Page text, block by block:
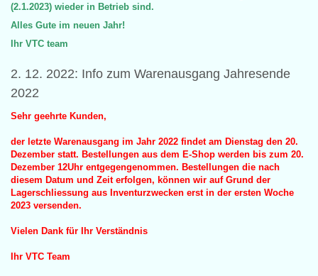
(2.1.2023) wieder in Betrieb sind.
Alles Gute im neuen Jahr!
Ihr VTC team
2. 12. 2022: Info zum Warenausgang Jahresende
2022
Sehr geehrte Kunden,
der letzte Warenausgang im Jahr 2022 findet am Dienstag den 20.
Dezember statt. Bestellungen aus dem E-Shop werden bis zum 20.
Dezember 12Uhr entgegengenommen. Bestellungen die nach
diesem Datum und Zeit erfolgen, können wir auf Grund der
Lagerschliessung aus Inventurzwecken erst in der ersten Woche
2023 versenden.
Vielen Dank für Ihr Verständnis
Ihr VTC Team